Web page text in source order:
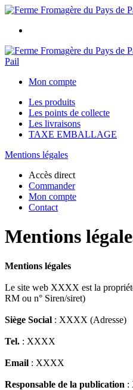
Pail
Mon compte
Les produits
Les points de collecte
Les livraisons
TAXE EMBALLAGE
Mentions légales
Accès direct
Commander
Mon compte
Contact
Mentions
Mentions légales
Le site web XXXX est la
RM ou n° Siren/siret)
Siège Social : XXXX (Adresse)
Tel. : XXXX
Email : XXXX
Responsable de la publication :